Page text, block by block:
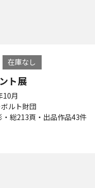
在庫なし
ト展
10月
ルト財団
総213頁・出品作品43件